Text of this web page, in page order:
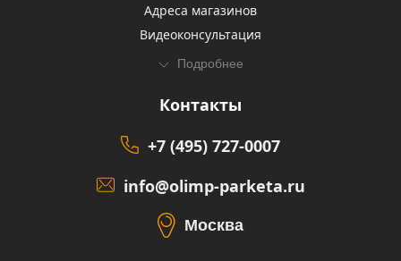
Адреса магазинов
Видеоконсультация
Подробнее
Контакты
+7 (495) 727-0007
info@olimp-parketa.ru
Москва